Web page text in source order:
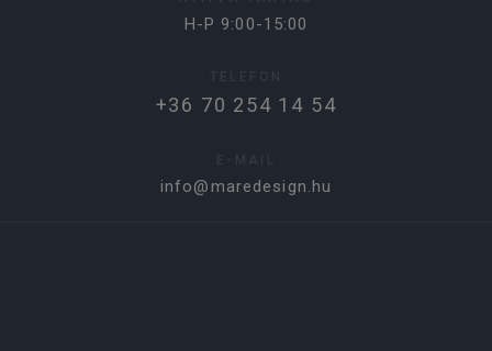
H-P 9:00-15:00
+36 70 254 14 54
info@maredesign.hu